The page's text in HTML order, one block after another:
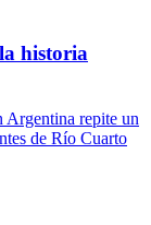
historia
Argentina repite un
de Río Cuarto